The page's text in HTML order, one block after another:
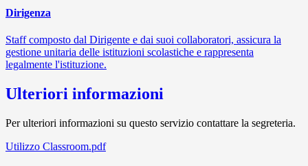
Dirigenza
Staff composto dal Dirigente e dai suoi collaboratori, assicura la
gestione unitaria delle istituzioni scolastiche e rappresenta
legalmente l'istituzione.
Ulteriori informazioni
Per ulteriori informazioni su questo servizio contattare la segreteria.
Utilizzo Classroom.pdf